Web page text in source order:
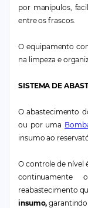
por manípulos,
entre os frascos.
O equipamento
na limpeza e
SISTEMA DE
O abastecimento
ou por uma
insumo ao
O controle de nível
reabastecimento
insumo,